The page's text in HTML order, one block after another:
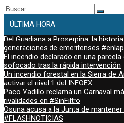
Buscar:
ÚLTIMA HORA
Del Guadiana a Proserpina: la
generaciones de emeritenses
El incendio declarado en una
sofocado tras la rápida intervención
Un incendio forestal en la Sierra de
activar el nivel 1 del INFOEX
Paco Vadillo reclama un Carnaval
rivalidades en #SinFiltro
Osuna acusa a la Junta de mantener
#FLASHNOTICIAS